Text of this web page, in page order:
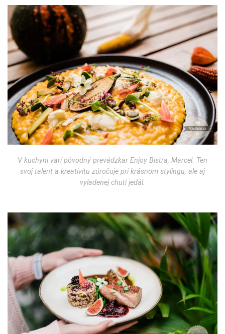
V kuchyni varí pôvodný prevádzkar Enjoy Bistra, Marcel. Ten
svoj talent a kreativitu zúročuje pri krásnom stylingu, ale aj
vyladenej chuti jedál.